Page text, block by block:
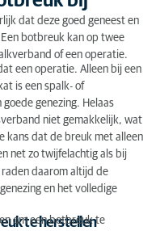
dat deze goed geneest en
botbreuk kan op twee
of een operatie.
een operatie. Alleen bij een
is een spalk- of
genezing. Helaas
niet gemakkelijk, wat
kans dat de breuk met alleen
net zo twijfelachtig als bij
daarom altijd de
en het volledige
te herstellen
om een botbreuk te